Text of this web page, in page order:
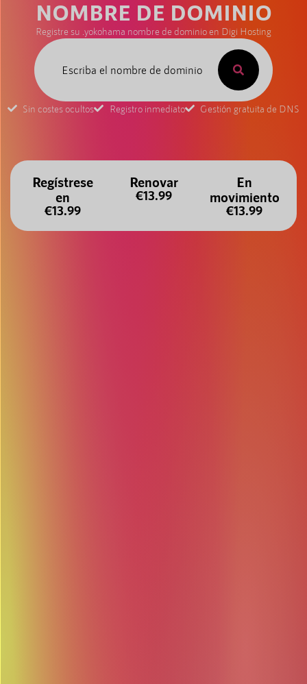
NOMBRE DE DOMINIO
Registre su .yokohama nombre de dominio en Digi Hosting
Sin costes ocultos Registro inmediato Gestión gratuita de DNS
Regístrese
en
€13.99
Renovar
€13.99
En
movimiento
€13.99